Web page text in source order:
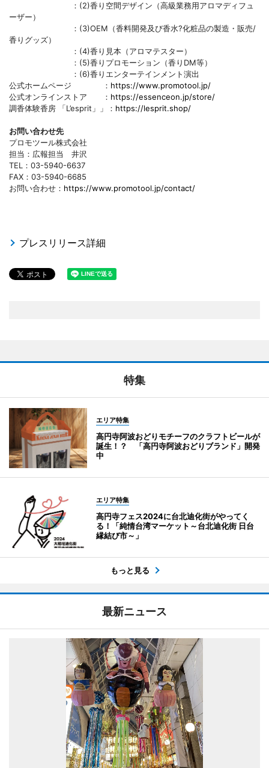
：(2)香り空間デザイン（高級業務用アロマディフュ
ーザー）
：(3)OEM（香料開発及び香水?化粧品の製造・販売/
香りグッズ）
：(4)香り見本（アロマテスター）
：(5)香りプロモーション（香りDM等）
：(6)香りエンターテインメント演出
公式ホームページ ： https://www.promotool.jp/
公式オンラインストア ： https://essenceon.jp/store/
調香体験香房 「L’esprit」」： https://lesprit.shop/
お問い合わせ先
プロモツール株式会社
担当：広報担当 井沢
TEL：03-5940-6637
FAX：03-5940-6685
お問い合わせ： https://www.promotool.jp/contact/
プレスリリース詳細
特集
エリア特集
高円寺阿波おどりモチーフのクラフトビールが
誕生！？ 「高円寺阿波おどりブランド」開発
中
エリア特集
高円寺フェス2024に台北迪化街がやってく
る！「純情台湾マーケット～台北迪化街 日台
縁結び市～」
もっと見る
最新ニュース